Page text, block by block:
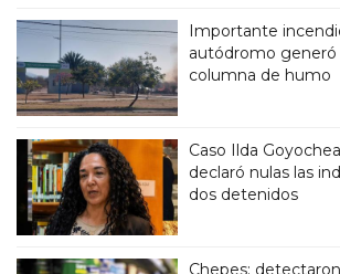
Importante
autódromo generó
columna de humo
Caso Ilda
declaró nulas las
dos detenidos
Chepes: